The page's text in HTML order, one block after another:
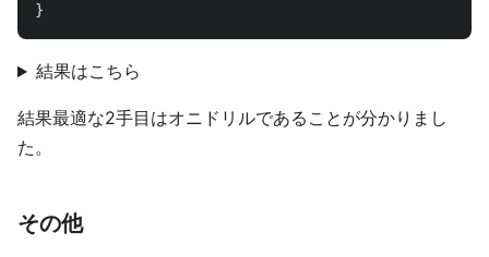
}
結果はこちら
結果最適な2手目はオニドリルであることが分かりまし
た。
その他